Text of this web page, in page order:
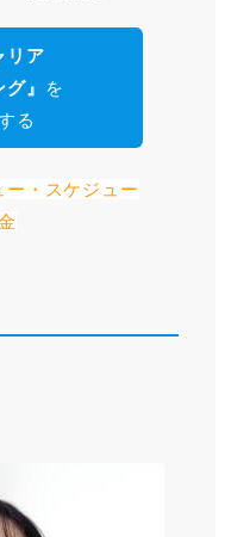
リア
』
を
る
ー・スケジュー